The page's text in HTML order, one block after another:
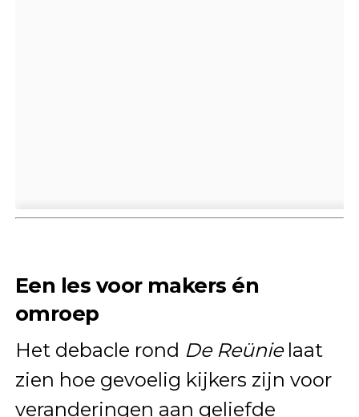
Een les voor makers én
omroep
Het debacle rond De Reünielaat
zien hoe gevoelig kijkers zijn voor
veranderingen aan geliefde